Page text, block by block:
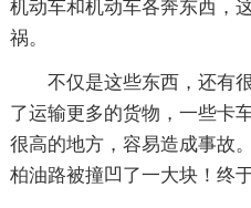
机动车和机动车各奔东西，
祸。
不仅是这些东西，还有
了运输更多的货物，一些卡
很高的地方，容易造成事故
柏油路被撞凹了一大块！终